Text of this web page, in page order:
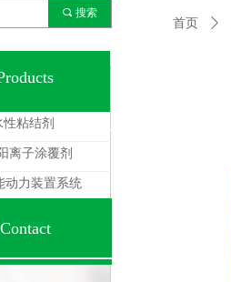
首页 ꄲ
Contact
粘结剂
离子涂覆剂
动力装置系统
끠 搜索